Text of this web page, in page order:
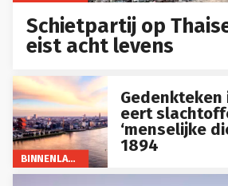
Schietpartij op
eist acht levens
BINNENLAND
Gedenkteken
eert
‘menselijke
1894